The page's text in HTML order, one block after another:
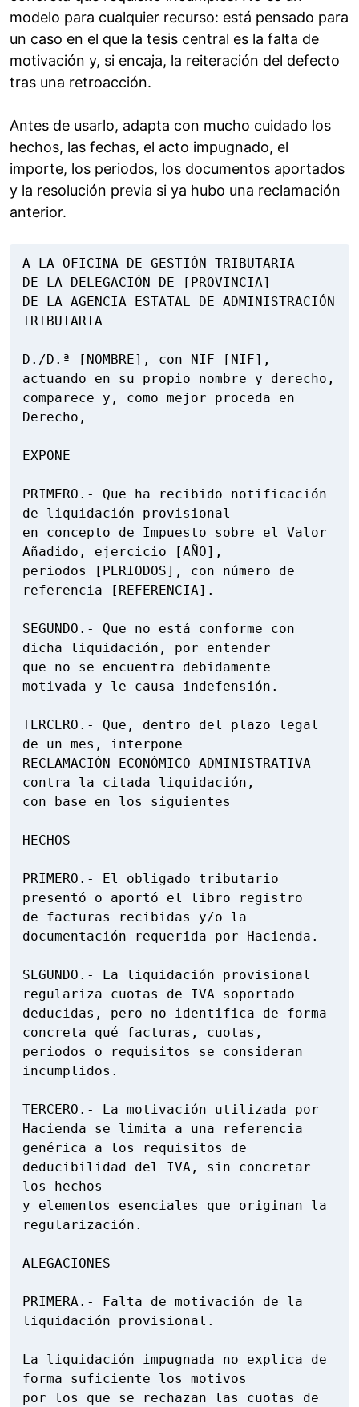
modelo para cualquier recurso: está pensado para
un caso en el que la tesis central es la falta de
motivación y, si encaja, la reiteración del defecto
tras una retroacción.
Antes de usarlo, adapta con mucho cuidado los
hechos, las fechas, el acto impugnado, el
importe, los periodos, los documentos aportados
y la resolución previa si ya hubo una reclamación
anterior.
A LA OFICINA DE GESTIÓN TRIBUTARIA
DE LA DELEGACIÓN DE [PROVINCIA]
DE LA AGENCIA ESTATAL DE ADMINISTRACIÓN
TRIBUTARIA
D./D.ª [NOMBRE], con NIF [NIF],
actuando en su propio nombre y derecho,
comparece y, como mejor proceda en
Derecho,
EXPONE
PRIMERO.- Que ha recibido notificación
de liquidación provisional
en concepto de Impuesto sobre el Valor
Añadido, ejercicio [AÑO],
periodos [PERIODOS], con número de
referencia [REFERENCIA].
SEGUNDO.- Que no está conforme con
dicha liquidación, por entender
que no se encuentra debidamente
motivada y le causa indefensión.
TERCERO.- Que, dentro del plazo legal
de un mes, interpone
RECLAMACIÓN ECONÓMICO-ADMINISTRATIVA
contra la citada liquidación,
con base en los siguientes
HECHOS
PRIMERO.- El obligado tributario
presentó o aportó el libro registro
de facturas recibidas y/o la
documentación requerida por Hacienda.
SEGUNDO.- La liquidación provisional
regulariza cuotas de IVA soportado
deducidas, pero no identifica de forma
concreta qué facturas, cuotas,
periodos o requisitos se consideran
incumplidos.
TERCERO.- La motivación utilizada por
Hacienda se limita a una referencia
genérica a los requisitos de
deducibilidad del IVA, sin concretar
los hechos
y elementos esenciales que originan la
regularización.
ALEGACIONES
PRIMERA.- Falta de motivación de la
liquidación provisional.
La liquidación impugnada no explica de
forma suficiente los motivos
por los que se rechazan las cuotas de